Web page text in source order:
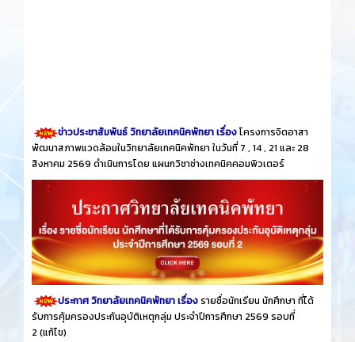
ข่าวประชาสัมพันธ์ วิทยาลัยเทคนิคพัทยา เรื่องโครงการจิตอาสา
พัฒนาสภาพแวดล้อมในวิทยาลัยเทคนิคพัทยา ในวันที่ 7 , 14 , 21 และ 28
สิงหาคม 2569 ดำเนินการโดย แผนกวิชาช่างเทคนิคคอมพิวเตอร์
ประกาศ วิทยาลัยเทคนิคพัทยา เรื่องรายชื่อนักเรียน นักศึกษา ที่ได้
รับการคุ้มครองประกันอุบัติเหตุกลุ่ม ประจำปีการศึกษา 2569 รอบที่
2 (แก้ไข)